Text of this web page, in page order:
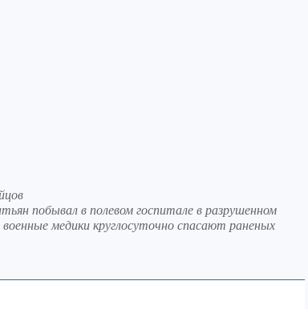
побывал в полевом госпитале в разрушенном
медики круглосуточно спасают раненых